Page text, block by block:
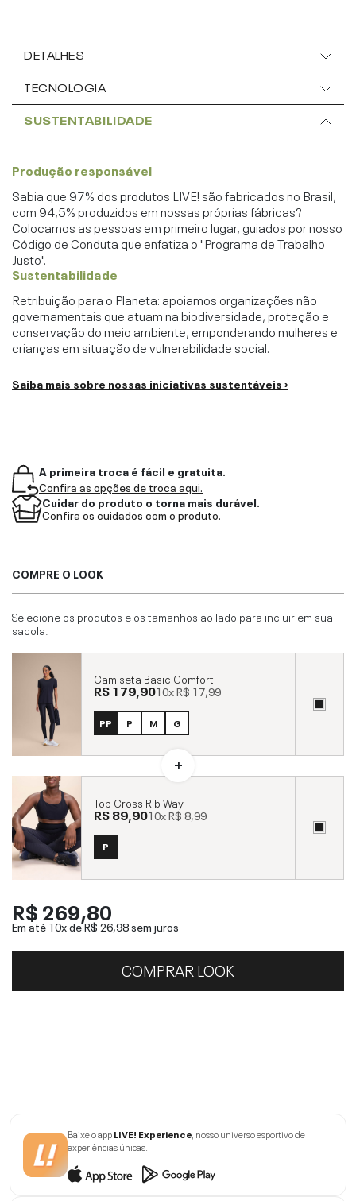
DETALHES
TECNOLOGIA
SUSTENTABILIDADE
Produção responsável
Sabia que 97% dos produtos LIVE! são fabricados no Brasil,
com 94,5% produzidos em nossas próprias fábricas?
Colocamos as pessoas em primeiro lugar, guiados por nosso
Código de Conduta que enfatiza o "Programa de Trabalho
Justo".
Sustentabilidade
Retribuição para o Planeta: apoiamos organizações não
governamentais que atuam na biodiversidade, proteção e
conservação do meio ambiente, emponderando mulheres e
crianças em situação de vulnerabilidade social.
Saiba mais sobre nossas iniciativas sustentáveis ›
A primeira troca é fácil e gratuita.
Confira as opções de troca aqui.
Cuidar do produto o torna mais durável.
Confira os cuidados com o produto.
COMPRE O LOOK
Selecione os produtos e os tamanhos ao lado para incluir em sua
sacola.
Camiseta Basic Comfort
R$ 179,9010xR$ 17,99
PP P M G
Top Cross Rib Way
R$ 89,9010xR$ 8,99
P
R$ 269,80
Em até 10x deR$ 26,98sem juros
COMPRAR LOOK
Baixe o appLIVE! Experience , nosso universo esportivo de
experiências únicas.